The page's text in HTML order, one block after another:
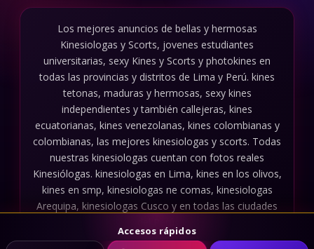
Los mejores anuncios de bellas y hermosas
Kinesiologas y Scorts, jovenes estudiantes
universitarias, sexy Kines y Scorts y photokines en
todas las provincias y distritos de Lima y Perú. kines
tetonas, maduras y hermosas, sexy kines
independientes y también callejeras, kines
ecuatorianas, kines venezolanas, kines colombianas y
colombianas, las mejores kinesiologas y scorts. Todas
nuestras kinesiologas cuentan con fotos reales
Kinesiólogas. kinesiologas en Lima, kines en los olivos,
kines en smp, kinesiologas ne comas, kinesiologas
Arequipa, kinesiologas Cusco y en todas las ciudades
Accesos rápidos